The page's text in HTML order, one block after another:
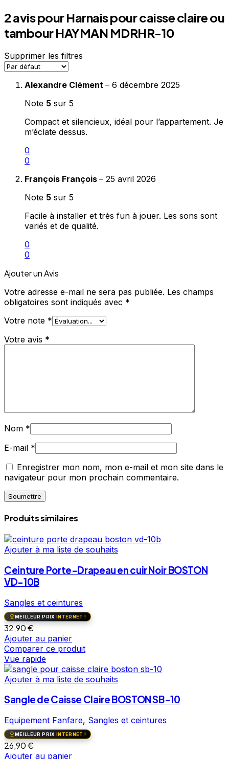
2 avis pourHarnais pour caisse claire ou
tambour HAYMAN MDRHR-10
Supprimer les filtres
Alexandre Clément – 6 décembre 2025
Note 5 sur 5
Compact et silencieux, idéal pour l’appartement. Je
m’éclate dessus.
0
0
François François – 25 avril 2026
Note 5 sur 5
Facile à installer et très fun à jouer. Les sons sont
variés et de qualité.
0
0
Ajouter un Avis
Votre adresse e-mail ne sera pas publiée. Les champs
obligatoires sont indiqués avec *
Votre note *
Votre avis *
Nom *
E-mail *
Enregistrer mon nom, mon e-mail et mon site dans le
navigateur pour mon prochain commentaire.
Produits similaires
Ajouter à ma liste de souhaits
Ceinture Porte-Drapeau en cuir Noir BOSTON
VD-10B
Sangles et ceintures
MEILLEUR PRIX INTERNET !
32,90€
Ajouter au panier
Comparer ce produit
Vue rapide
Ajouter à ma liste de souhaits
Sangle de Caisse Claire BOSTON SB-10
Equipement Fanfare, Sangles et ceintures
MEILLEUR PRIX INTERNET !
26,90€
Ajouter au panier